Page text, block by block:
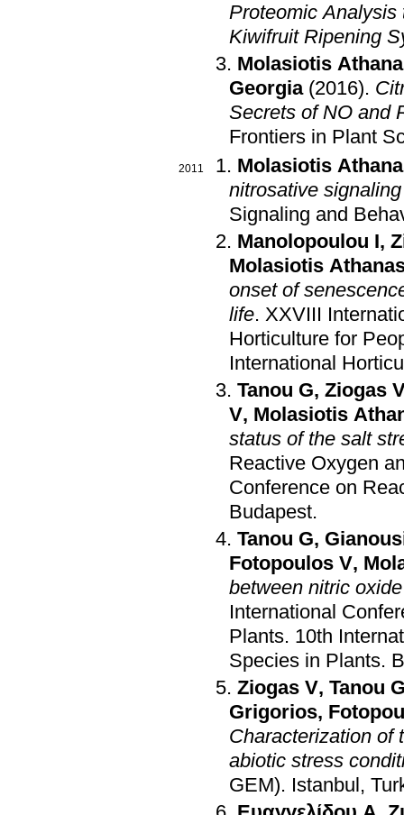
Proteomic Analysis
Kiwifruit Ripening
Molasiotis
Georgia (2016).
Secrets of NO and
Frontiers in Plant
2011
Molasiotis
nitrosative
Signaling and
Manolopoulou I,
Molasiotis
onset of
life. XXVIII
Horticulture for
International
Tanou G, Ziogas
V, Molasiotis
status of the salt
Reactive Oxygen
Conference on
Budapest.
Tanou G,
Fotopoulos V,
between nitric
International
Plants. 10th
Species in Plants.
Ziogas V, Tanou
Grigorios,
Characterization of
abiotic stress
GEM). Istanbul,